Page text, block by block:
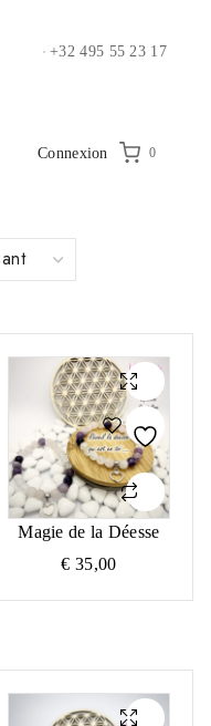
+32 495 55 23 17
Connexion 0
Magie de la Déesse
€ 35,00